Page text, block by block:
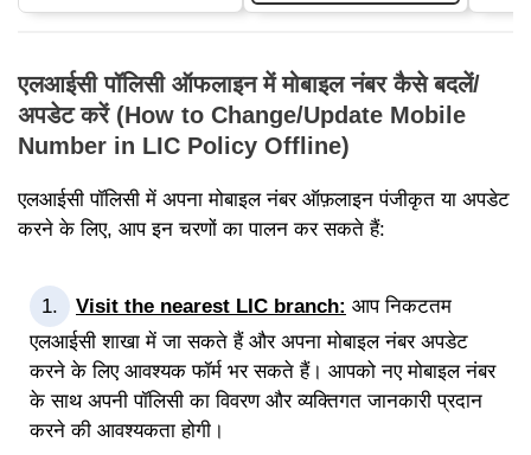
एलआईसी पॉलिसी ऑफलाइन में मोबाइल नंबर कैसे बदलें/
अपडेट करें (How to Change/Update Mobile
Number in LIC Policy Offline)
एलआईसी पॉलिसी में अपना मोबाइल नंबर ऑफ़लाइन पंजीकृत या अपडेट
करने के लिए, आप इन चरणों का पालन कर सकते हैं:
Visit the nearest LIC branch: आप निकटतम
एलआईसी शाखा में जा सकते हैं और अपना मोबाइल नंबर अपडेट
करने के लिए आवश्यक फॉर्म भर सकते हैं। आपको नए मोबाइल नंबर
के साथ अपनी पॉलिसी का विवरण और व्यक्तिगत जानकारी प्रदान
करने की आवश्यकता होगी।